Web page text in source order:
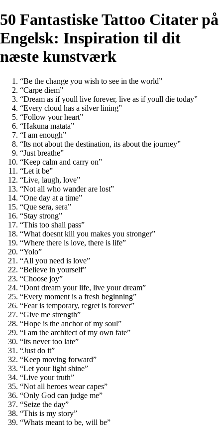
50 Fantastiske Tattoo Citater på
Engelsk: Inspiration til dit
næste kunstværk
“Be the change you wish to see in the world”
“Carpe diem”
“Dream as if youll live forever, live as if youll die today”
“Every cloud has a silver lining”
“Follow your heart”
“Hakuna matata”
“I am enough”
“Its not about the destination, its about the journey”
“Just breathe”
“Keep calm and carry on”
“Let it be”
“Live, laugh, love”
“Not all who wander are lost”
“One day at a time”
“Que sera, sera”
“Stay strong”
“This too shall pass”
“What doesnt kill you makes you stronger”
“Where there is love, there is life”
“Yolo”
“All you need is love”
“Believe in yourself”
“Choose joy”
“Dont dream your life, live your dream”
“Every moment is a fresh beginning”
“Fear is temporary, regret is forever”
“Give me strength”
“Hope is the anchor of my soul”
“I am the architect of my own fate”
“Its never too late”
“Just do it”
“Keep moving forward”
“Let your light shine”
“Live your truth”
“Not all heroes wear capes”
“Only God can judge me”
“Seize the day”
“This is my story”
“Whats meant to be, will be”